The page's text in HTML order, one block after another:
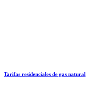
Tarifas residenciales de gas natural